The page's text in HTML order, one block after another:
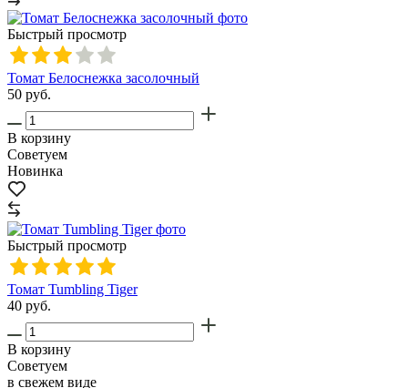
Быстрый просмотр
Томат Белоснежка засолочный
50 руб.
В корзину
Советуем
Новинка
Быстрый просмотр
Томат Tumbling Tiger
40 руб.
В корзину
Советуем
в свежем виде